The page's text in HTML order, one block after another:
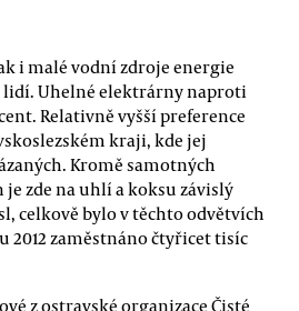
i malé vodní zdroje energie
Uhelné elektrárny naproti
Relativně vyšší preference
kraji, kde jej
Kromě samotných
zde na uhlí a koksu závislý
celkově bylo v těchto odvětvích
2012 zaměstnáno čtyřicet tisíc
z ostravské organizace Čisté